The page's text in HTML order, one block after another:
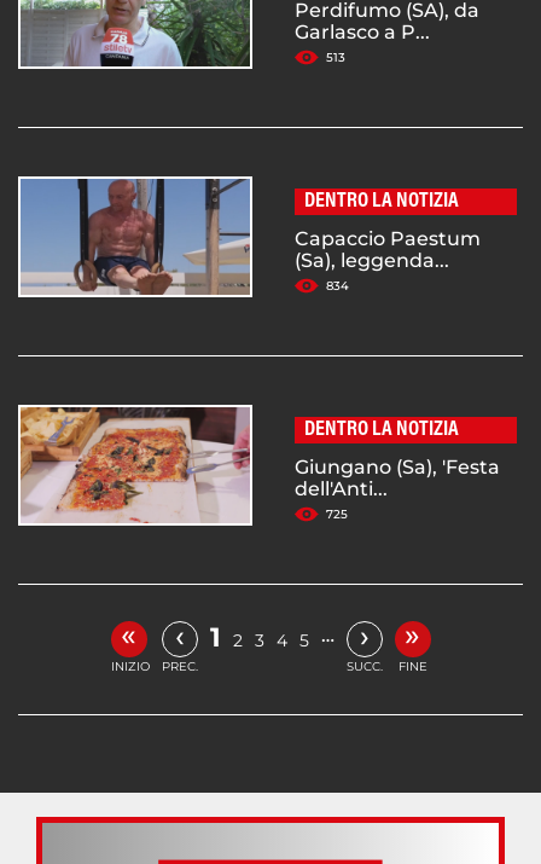
Perdifumo (SA), da
Garlasco a P...
513
DENTRO LA NOTIZIA
Capaccio Paestum
(Sa), leggenda...
834
DENTRO LA NOTIZIA
Giungano (Sa), 'Festa
dell'Anti...
725
«
INIZIO
‹
PREC.
1 2 3 4 5 … ›
SUCC.
»
FINE